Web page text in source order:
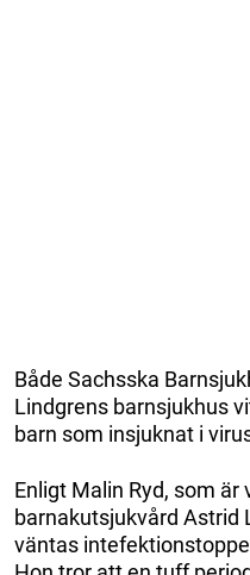
Både Sachsska
Lindgrens barnsjukhus
barn som insjuknat i
Enligt Malin Ryd, som
barnakutsjukvård Astrid
väntas